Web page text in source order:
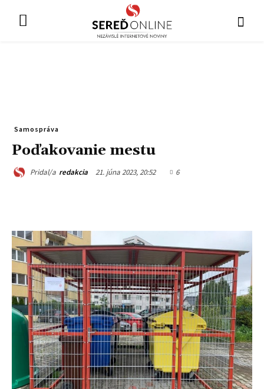
Samospráva
Poďakovanie mestu
Pridal/a redakcia 21. júna 2023, 20:52 6